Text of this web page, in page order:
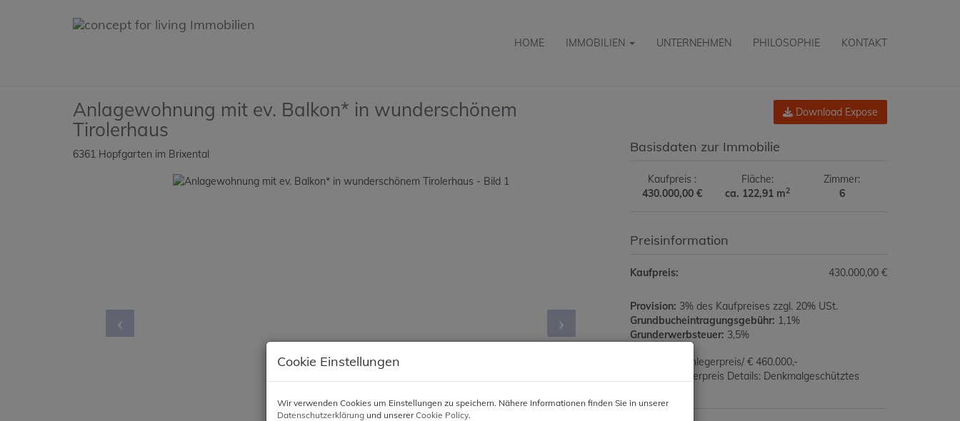
HOME IMMOBILIEN UNTERNEHMEN PHILOSOPHIE KONTAKT
Anlagewohnung mit ev. Balkon* in wunderschönem
Tirolerhaus
6361 Hopfgarten im Brixental
Download Expose
Basisdaten zur Immobilie
Kaufpreis
430.000,00 €
Fläche
ca. 122,91 m2
Zimmer
6
Preisinformation
Kaufpreis: 430.000,00 €
Provision: 3% des Kaufpreises zzgl. 20% USt.
Grundbucheintragungsgebühr: 1,1%
Grunderwerbsteuer: 3,5%
€ 430.000,- Anlegerpreis/ € 460.000,-
Endverbraucherpreis Details: Denkmalgeschütztes
Cookie Einstellungen
Wir verwenden Cookies um Einstellungen zu speichern. Nähere Informationen finden Sie in unserer
Datenschutzerklärung und unsererCookie Policy.